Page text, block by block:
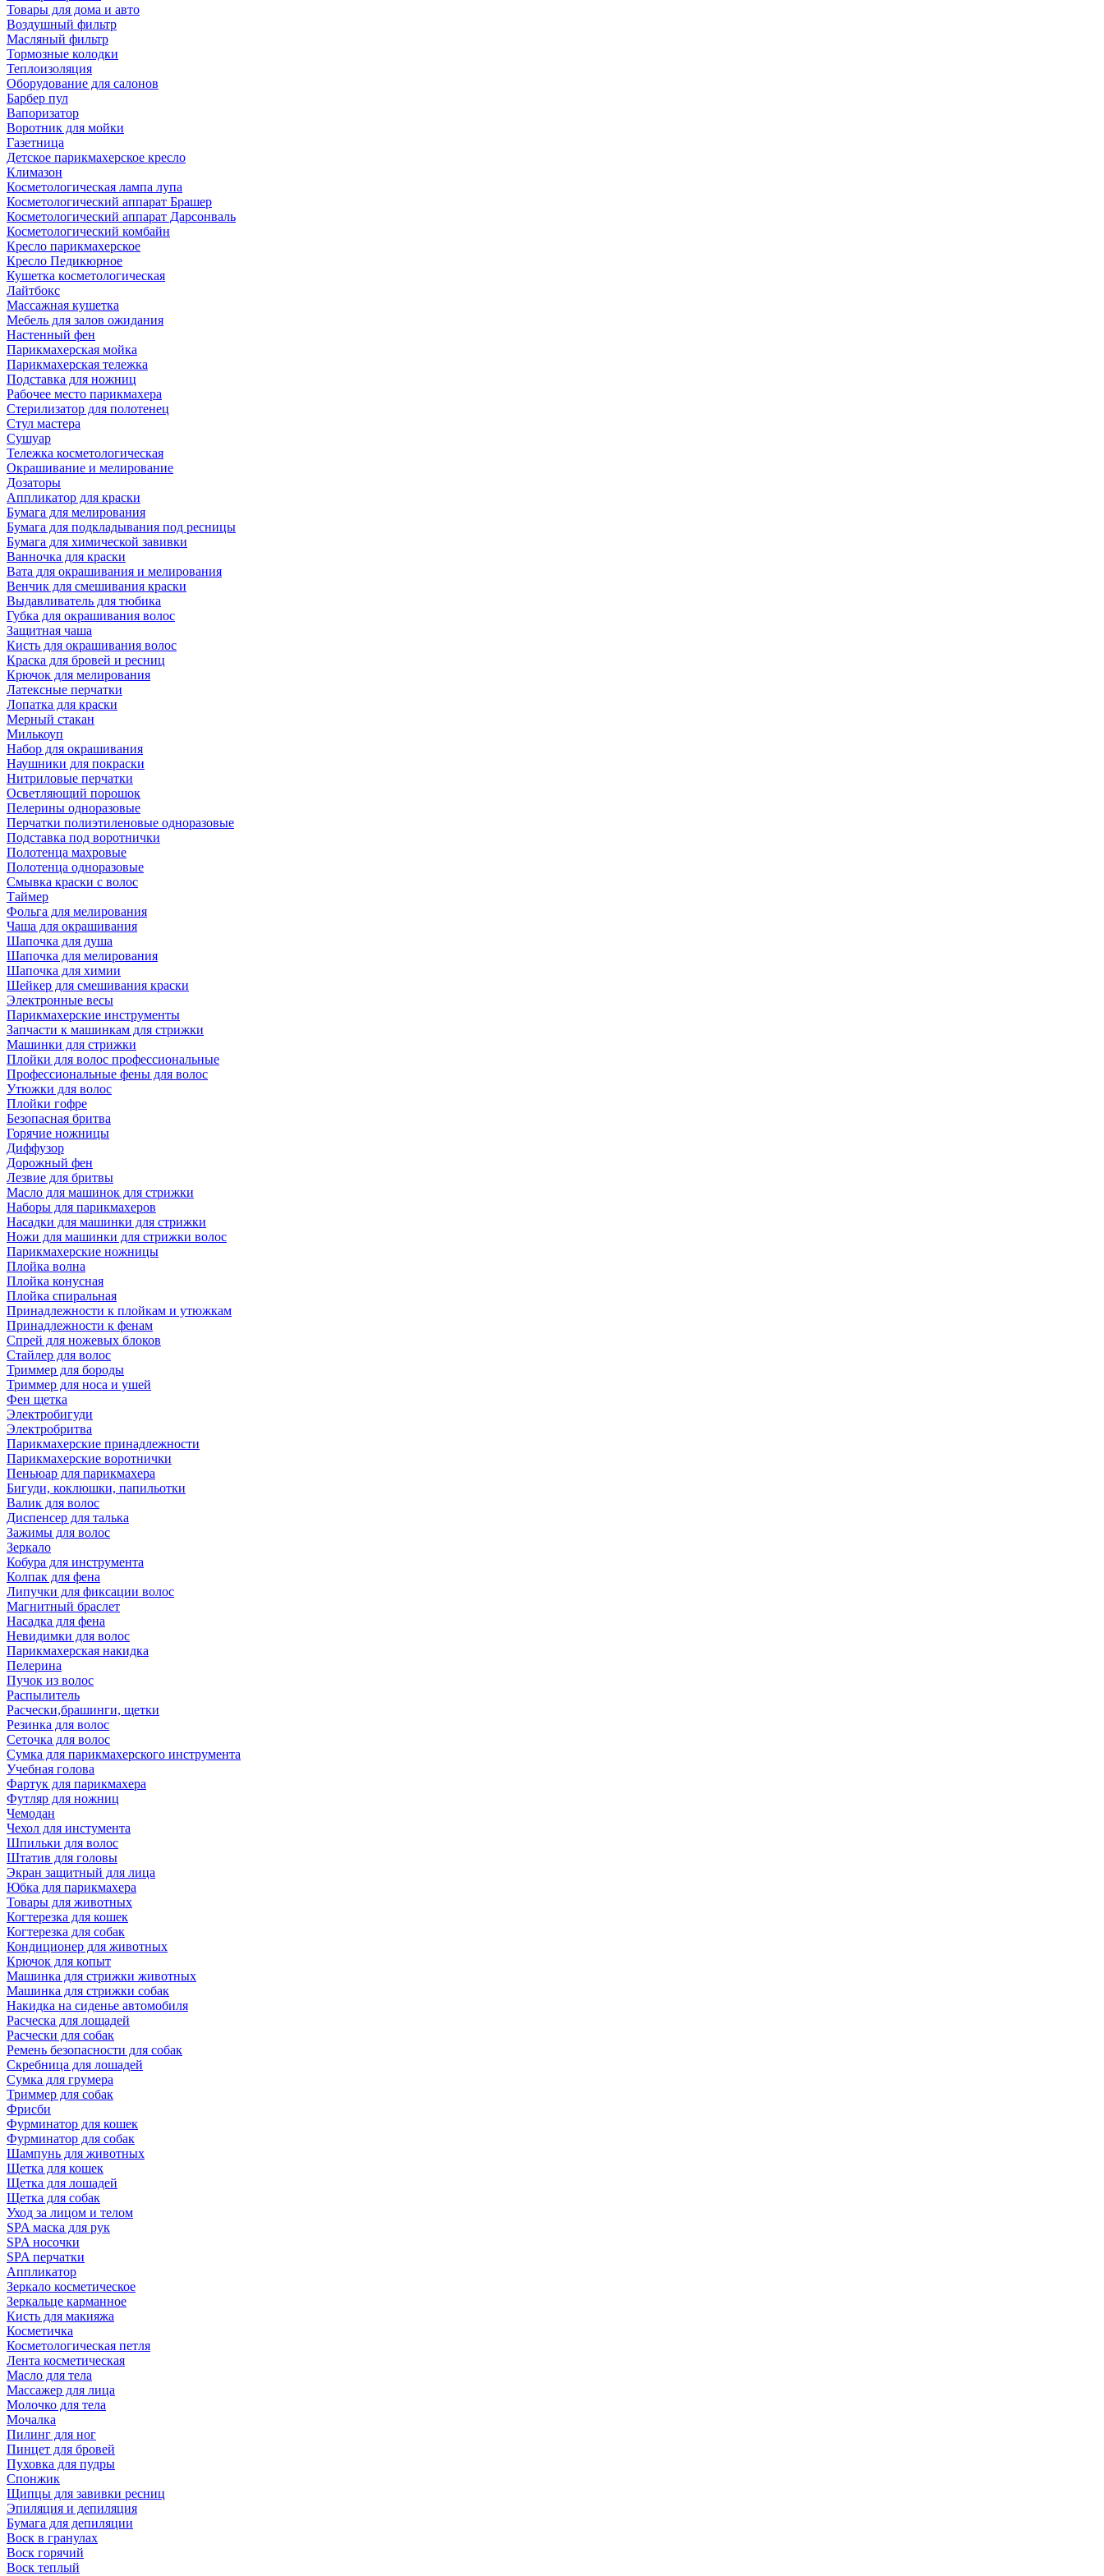
Товары для дома и авто
Воздушный фильтр
Масляный фильтр
Тормозные колодки
Теплоизоляция
Оборудование для салонов
Барбер пул
Вапоризатор
Воротник для мойки
Газетница
Детское парикмахерское кресло
Климазон
Косметологическая лампа лупа
Косметологический аппарат Брашер
Косметологический аппарат Дарсонваль
Косметологический комбайн
Кресло парикмахерское
Кресло Педикюрное
Кушетка косметологическая
Лайтбокс
Массажная кушетка
Мебель для залов ожидания
Настенный фен
Парикмахерская мойка
Парикмахерская тележка
Подставка для ножниц
Рабочее место парикмахера
Стерилизатор для полотенец
Стул мастера
Сушуар
Тележка косметологическая
Окрашивание и мелирование
Дозаторы
Аппликатор для краски
Бумага для мелирования
Бумага для подкладывания под ресницы
Бумага для химической завивки
Ванночка для краски
Вата для окрашивания и мелирования
Венчик для смешивания краски
Выдавливатель для тюбика
Губка для окрашивания волос
Защитная чаша
Кисть для окрашивания волос
Краска для бровей и ресниц
Крючок для мелирования
Латексные перчатки
Лопатка для краски
Мерный стакан
Милькоуп
Набор для окрашивания
Наушники для покраски
Нитриловые перчатки
Осветляющий порошок
Пелерины одноразовые
Перчатки полиэтиленовые одноразовые
Подставка под воротнички
Полотенца махровые
Полотенца одноразовые
Смывка краски с волос
Таймер
Фольга для мелирования
Чаша для окрашивания
Шапочка для душа
Шапочка для мелирования
Шапочка для химии
Шейкер для смешивания краски
Электронные весы
Парикмахерские инструменты
Запчасти к машинкам для стрижки
Машинки для стрижки
Плойки для волос профессиональные
Профессиональные фены для волос
Утюжки для волос
Плойки гофре
Безопасная бритва
Горячие ножницы
Диффузор
Дорожный фен
Лезвие для бритвы
Масло для машинок для стрижки
Наборы для парикмахеров
Насадки для машинки для стрижки
Ножи для машинки для стрижки волос
Парикмахерские ножницы
Плойка волна
Плойка конусная
Плойка спиральная
Принадлежности к плойкам и утюжкам
Принадлежности к фенам
Спрей для ножевых блоков
Стайлер для волос
Триммер для бороды
Триммер для носа и ушей
Фен щетка
Электробигуди
Электробритва
Парикмахерские принадлежности
Парикмахерские воротнички
Пеньюар для парикмахера
Бигуди, коклюшки, папильотки
Валик для волос
Диспенсер для талька
Зажимы для волос
Зеркало
Кобура для инструмента
Колпак для фена
Липучки для фиксации волос
Магнитный браслет
Насадка для фена
Невидимки для волос
Парикмахерская накидка
Пелерина
Пучок из волос
Распылитель
Расчески,брашинги, щетки
Резинка для волос
Сеточка для волос
Сумка для парикмахерского инструмента
Учебная голова
Фартук для парикмахера
Футляр для ножниц
Чемодан
Чехол для инстумента
Шпильки для волос
Штатив для головы
Экран защитный для лица
Юбка для парикмахера
Товары для животных
Когтерезка для кошек
Когтерезка для собак
Кондиционер для животных
Крючок для копыт
Машинка для стрижки животных
Машинка для стрижки собак
Накидка на сиденье автомобиля
Расческа для лощадей
Расчески для собак
Ремень безопасности для собак
Скребница для лошадей
Сумка для грумера
Триммер для собак
Фрисби
Фурминатор для кошек
Фурминатор для собак
Шампунь для животных
Щетка для кошек
Щетка для лошадей
Щетка для собак
Уход за лицом и телом
SPA маска для рук
SPA носочки
SPA перчатки
Аппликатор
Зеркало косметическое
Зеркальце карманное
Кисть для макияжа
Косметичка
Косметологическая петля
Лента косметическая
Масло для тела
Массажер для лица
Молочко для тела
Мочалка
Пилинг для ног
Пинцет для бровей
Пуховка для пудры
Спонжик
Щипцы для завивки ресниц
Эпиляция и депиляция
Бумага для депиляции
Воск в гранулах
Воск горячий
Воск теплый